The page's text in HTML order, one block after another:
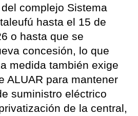
complejo Sistema
hasta el 15 de
o hasta que se
concesión, lo que
medida también exige
ALUAR para mantener
suministro eléctrico
de la central,